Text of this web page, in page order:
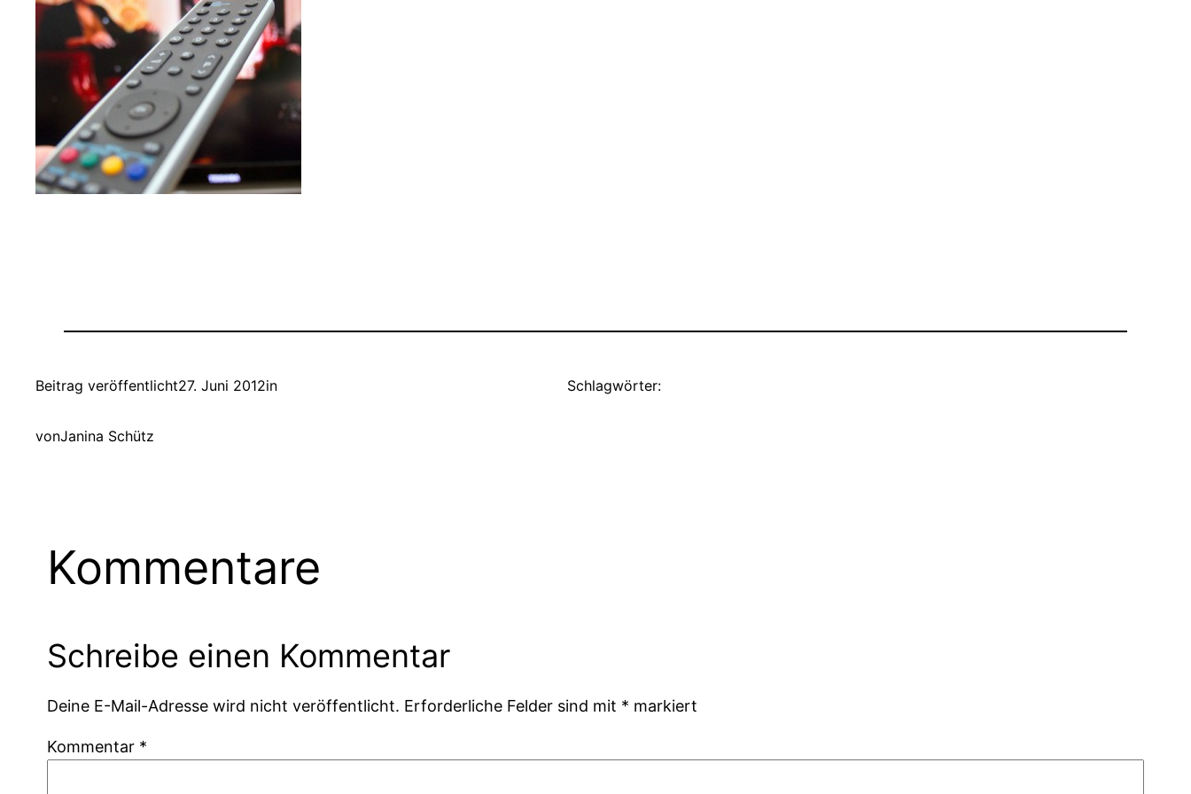
Beitrag veröffentlicht27. Juni 2012in
vonJanina Schütz
Schlagwörter:
Kommentare
Schreibe einen Kommentar
Deine E-Mail-Adresse wird nicht veröffentlicht. Erforderliche Felder sind mit * markiert
Kommentar *